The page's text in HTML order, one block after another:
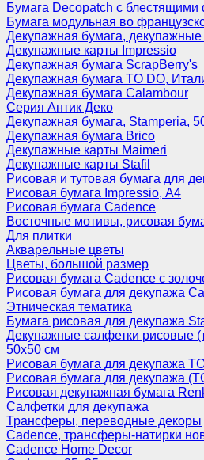
Бумага Decopatch с блестящими
Бумага модульная во
Декупажная бумага, декупажные
Декупажные карты Impressio
Декупажная бумага ScrapBerry's
Декупажная бумага TO DO,
Декупажная бумага Calambour
Серия Антик Деко
Декупажная бумага, Stamperia,
Декупажная бумага Brico
Декупажные карты Maimeri
Декупажные карты Stafil
Рисовая и тутовая бумага для
Рисовая бумага Impressio, А4
Рисовая бумага Cadence
Восточные мотивы, рисовая
Для плитки
Акварельные цветы
Цветы, большой размер
Рисовая бумага Cadence c
Рисовая бумага для декупажа
Этническая тематика
Бумага рисовая для декупажа
Декупажные салфетки рисовые
50х50 см
Рисовая бумага для декупажа
Рисовая бумага для декупажа
Рисовая декупажная бумага
Салфетки для декупажа
Трансферы, переводные декоры
Cadence, трансферы-натирки
Cadence Home Decor